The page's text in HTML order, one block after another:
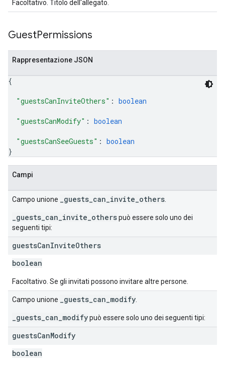
Facoltativo. Titolo dell'allegato.
GuestPermissions
Rappresentazione JSON
{
"guestsCanInviteOthers" : boolean
"guestsCanModify" : boolean
"guestsCanSeeGuests" : boolean
}
Campi
Campo unione _guests_can_invite_others
_guests_can_invite_otherspuò essere solo uno dei
seguenti tipi:
guestsCanInviteOthers
boolean
Facoltativo. Se gli invitati possono invitare altre persone.
Campo unione _guests_can_modify
_guests_can_modifypuò essere solo uno dei seguenti tipi:
guestsCanModify
boolean